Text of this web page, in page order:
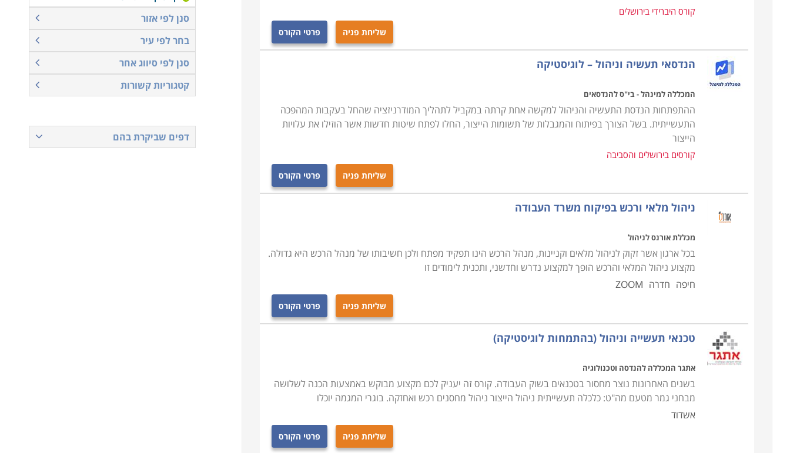
הקורס מקנה את כל הידע הנדרש, כך גם מי שאין לו כל רקע בתחום, יוכל בסיום הקורס להיות מוכן לקראת עבודה
בתחום, כאשר ניתן כבר במהלך הקורס לנסות ולהשתלב במחלקות הרכש של חברות מסוימות ולהתחיל לרכוש
ניסיון. קורס רכש ולוגיסטיקה מתקיים בכל רחבי הארץ: חיפה, תל אביב , נתניה, כפר סבא ועוד מקומות רבים נוספים
אחרים.
קורס היברידי בירושלים
שליחת פניה פרטי הקורס
הנדסאי תעשיה וניהול – לוגיסטיקה
המכללה למינהל - בי"ס להנדסאים
ההתפתחות הנדסת התעשיה והניהול למקשה אחת קרתה במקביל לתהליך המודרניזציה שהחל בעקבות המהפכה
התעשייתית. בשל הצורך בפיתוח והמגבלות של תשומות הייצור, החלו לפתח שיטות חדשות אשר הוזילו את עלויות
הייצור
קורסים בירושלים והסביבה
שליחת פניה פרטי הקורס
ניהול מלאי ורכש בפיקוח משרד העבודה
מכללת אורנס לניהול
בכל ארגון אשר זקוק לניהול מלאים וקניינות, מנהל הרכש הינו תפקיד מפתח ולכן חשיבותו של מנהל הרכש היא גדולה.
מקצוע ניהול המלאי והרכש הופך למקצוע נדרש וחדשני, ותכנית לימודים זו
חיפה חדרה ZOOM
שליחת פניה פרטי הקורס
טכנאי תעשייה וניהול (בהתמחות לוגיסטיקה)
אתגר המכללה להנדסה וטכנולוגיה
בשנים האחרונות נוצר מחסור בטכנאים בשוק העבודה. קורס זה יעניק לכם מקצוע מבוקש באמצעות הכנה לשלושה
מבחני גמר מטעם מה"ט: כלכלה תעשייתית ניהול הייצור ניהול מחסנים רכש ואחזקה. בוגרי המגמה יוכלו
אשדוד
שליחת פניה פרטי הקורס
סנן לפי אזור
בחר לפי עיר
סנן לפי סיווג אחר
קטגוריות קשורות
דפים שביקרת בהם